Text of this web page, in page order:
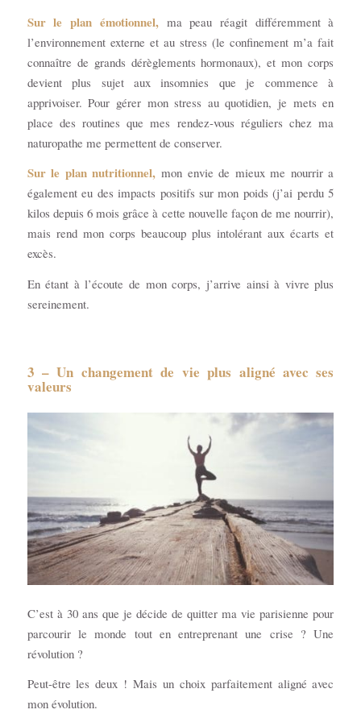
Sur le plan émotionnel, ma peau réagit différemment à
l’environnement externe et au stress (le confinement m’a fait
connaître de grands dérèglements hormonaux), et mon corps
devient plus sujet aux insomnies que je commence à
apprivoiser. Pour gérer mon stress au quotidien, je mets en
place des routines que mes rendez-vous réguliers chez ma
naturopathe me permettent de conserver.
Sur le plan nutritionnel, mon envie de mieux me nourrir a
également eu des impacts positifs sur mon poids (j’ai perdu 5
kilos depuis 6 mois grâce à cette nouvelle façon de me nourrir),
mais rend mon corps beaucoup plus intolérant aux écarts et
excès.
En étant à l’écoute de mon corps, j’arrive ainsi à vivre plus
sereinement.
3 – Un changement de vie plus aligné avec ses
valeurs
C’est à 30 ans que je décide de quitter ma vie parisienne pour
parcourir le monde tout en entreprenant une crise ? Une
révolution ?
Peut-être les deux ! Mais un choix parfaitement aligné avec
mon évolution.